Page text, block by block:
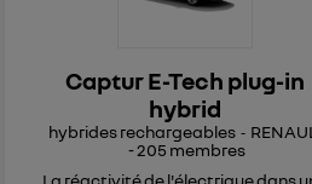
Captur E-Tech plug-in
hybrid
hybrides rechargeables
-205 membres
La réactivité de l'électrique dans